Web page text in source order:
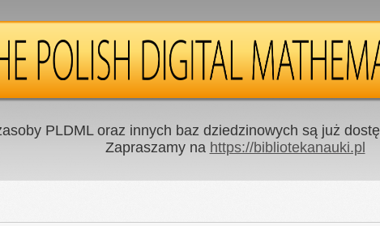
PLDML oraz innych baz dziedzinowych są już
Zapraszamy na https://bibliotekanauki.pl